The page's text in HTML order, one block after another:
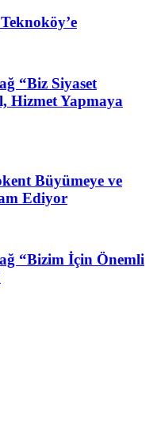
“Biz Siyaset
Hizmet Yapmaya
Büyümeye ve
Ediyor
“Bizim İçin Önemli